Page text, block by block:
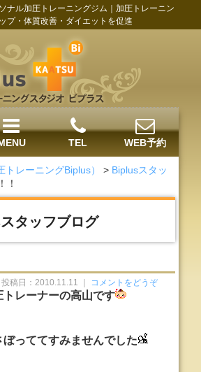
ナル加圧トレーニングジム｜加圧トレーニン
プ・体質改善・ダイエットを促進
TEL WEB予約
レーニングBiplus） > Biplusスタッ
！
タッフブログ
投稿日：2010.11.11 ｜ コメントをどうぞ
トレーナーの高山です
っててすみませんでした